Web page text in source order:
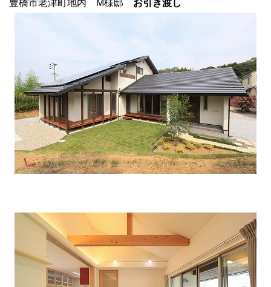
豊橋市老津町地内 M様邸 お引き渡し